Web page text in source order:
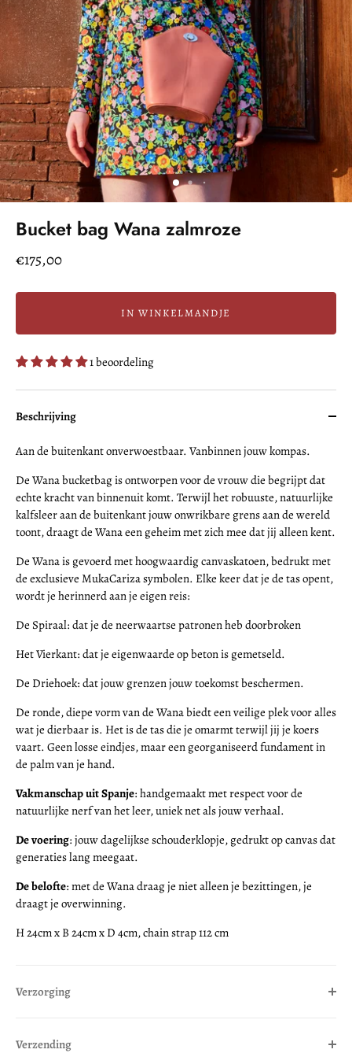
Bucket bag Wana zalmroze
€175,00
IN WINKELMANDJE
1 beoordeling
Beschrijving
Aan de buitenkant onverwoestbaar. Vanbinnen jouw kompas.
De Wana bucketbag is ontworpen voor de vrouw die begrijpt dat
echte kracht van binnenuit komt. Terwijl het robuuste, natuurlijke
kalfsleer aan de buitenkant jouw onwrikbare grens aan de wereld
toont, draagt de Wana een geheim met zich mee dat jij alleen kent.
De Wana is gevoerd met hoogwaardig canvaskatoen, bedrukt met
de exclusieve MukaCariza symbolen. Elke keer dat je de tas opent,
wordt je herinnerd aan je eigen reis:
De Spiraal: dat je de neerwaartse patronen heb doorbroken
Het Vierkant: dat je eigenwaarde op beton is gemetseld.
De Driehoek: dat jouw grenzen jouw toekomst beschermen.
De ronde, diepe vorm van de Wana biedt een veilige plek voor alles
wat je dierbaar is. Het is de tas die je omarmt terwijl jij je koers
vaart. Geen losse eindjes, maar een georganiseerd fundament in
de palm van je hand.
Vakmanschap uit Spanje: handgemaakt met respect voor de
natuurlijke nerf van het leer, uniek net als jouw verhaal.
De voering: jouw dagelijkse schouderklopje, gedrukt op canvas dat
generaties lang meegaat.
De belofte: met de Wana draag je niet alleen je bezittingen, je
draagt je overwinning.
H 24cm x B 24cm x D 4cm, chain strap 112 cm
Verzorging
Verzending